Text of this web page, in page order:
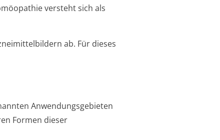
versteht sich als
ab. Für dieses
Anwendungsgebieten
Formen dieser